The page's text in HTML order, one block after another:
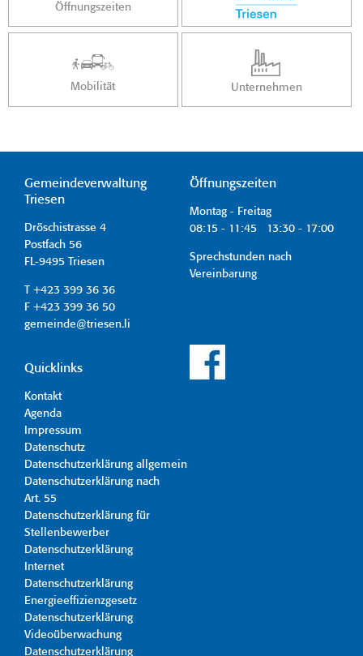
Öffnungszeiten
Mobilität Unternehmen
Gemeindeverwaltung
Triesen
Dröschistrasse 4
Postfach 56
FL-9495 Triesen
T +423 399 36 36
F +423 399 36 50
gemeinde@triesen.li
Öffnungszeiten
Montag - Freitag
08:15 - 11:45 13:30 - 17:00
Sprechstunden nach
Vereinbarung
Quicklinks
Kontakt
Agenda
Impressum
Datenschutz
Datenschutzerklärung allgemein
Datenschutzerklärung nach
Art. 55
Datenschutzerklärung für
Stellenbewerber
Datenschutzerklärung
Internet
Datenschutzerklärung
Energieeffizienzgesetz
Datenschutzerklärung
Videoüberwachung
Datenschutzerklärung